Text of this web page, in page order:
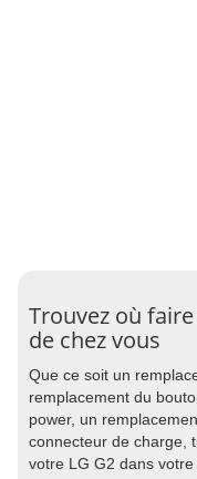
Trouvez où
de chez vous
Que ce soit un
remplacement du
power, un
connecteur de charge,
votre LG G2 dans votre